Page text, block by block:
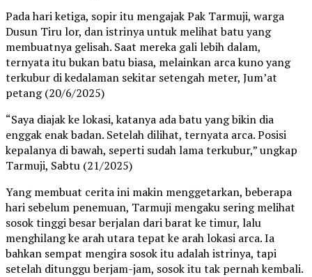
Pada hari ketiga, sopir itu mengajak Pak Tarmuji, warga
Dusun Tiru lor, dan istrinya untuk melihat batu yang
membuatnya gelisah. Saat mereka gali lebih dalam,
ternyata itu bukan batu biasa, melainkan arca kuno yang
terkubur di kedalaman sekitar setengah meter, Jum’at
petang (20/6/2025)
“Saya diajak ke lokasi, katanya ada batu yang bikin dia
enggak enak badan. Setelah dilihat, ternyata arca. Posisi
kepalanya di bawah, seperti sudah lama terkubur,” ungkap
Tarmuji, Sabtu (21/2025)
Yang membuat cerita ini makin menggetarkan, beberapa
hari sebelum penemuan, Tarmuji mengaku sering melihat
sosok tinggi besar berjalan dari barat ke timur, lalu
menghilang ke arah utara tepat ke arah lokasi arca. Ia
bahkan sempat mengira sosok itu adalah istrinya, tapi
setelah ditunggu berjam-jam, sosok itu tak pernah kembali.